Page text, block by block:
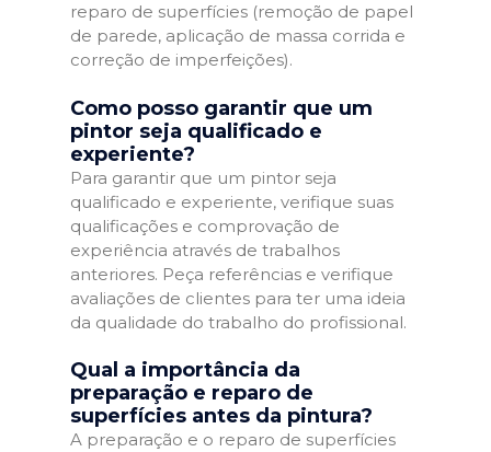
reparo de superfícies (remoção de papel
de parede, aplicação de massa corrida e
correção de imperfeições).
Como posso garantir que um
pintor seja qualificado e
experiente?
Para garantir que um pintor seja
qualificado e experiente, verifique suas
qualificações e comprovação de
experiência através de trabalhos
anteriores. Peça referências e verifique
avaliações de clientes para ter uma ideia
da qualidade do trabalho do profissional.
Qual a importância da
preparação e reparo de
superfícies antes da pintura?
A preparação e o reparo de superfícies